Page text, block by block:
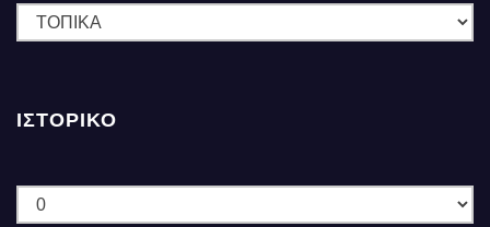
ΚΑΤΗΓΟΡΙΕΣ
ΙΣΤΟΡΙΚΌ
Ιστορικό